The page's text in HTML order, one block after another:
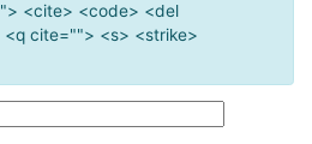
<cite> <code> <del
cite=""> <s> <strike>